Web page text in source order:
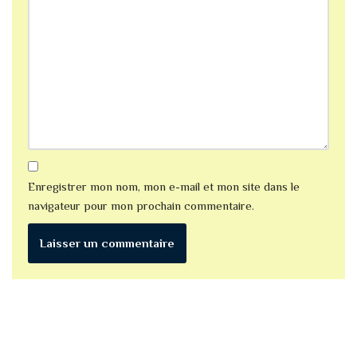
Enregistrer mon nom, mon e-mail et mon site dans le
navigateur pour mon prochain commentaire.